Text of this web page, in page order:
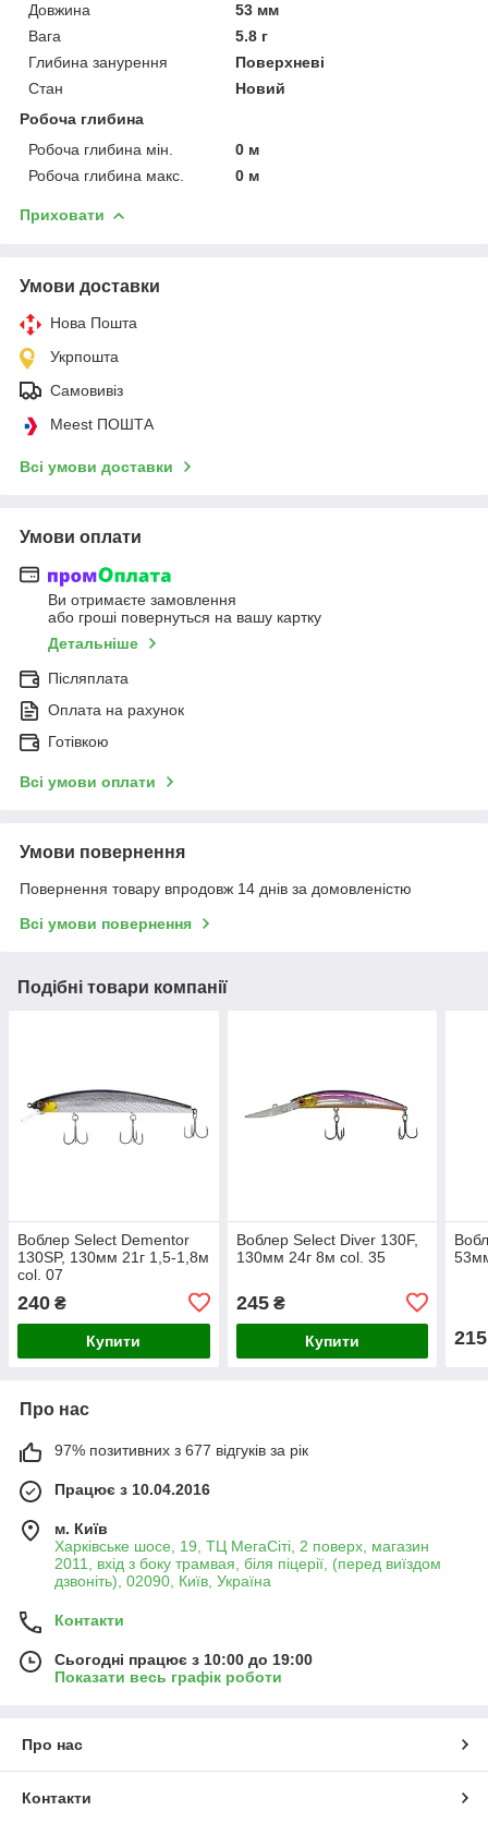
Довжина
53 мм
Вага
5.8 г
Глибина занурення
Поверхневі
Стан
Новий
Робоча глибина
Робоча глибина мін.
0 м
Робоча глибина макс.
0 м
Приховати
Умови доставки
Нова Пошта
Укрпошта
Самовивіз
Meest ПОШТА
Всі умови доставки
Умови оплати
Ви отримаєте замовлення
або гроші повернуться на вашу картку
Детальніше
Післяплата
Оплата на рахунок
Готівкою
Всі умови оплати
Умови повернення
Повернення товару впродовж 14 днів за домовленістю
Всі умови повернення
Подібні товари компанії
Воблер Select Dementor
130SP, 130мм 21г 1,5-1,8м
col. 07
240 ₴
Купити
Воблер Select Diver 130F,
130мм 24г 8м col. 35
245₴
Купити 215
Про нас
97% позитивних з 677 відгуків за рік
Працює з 10.04.2016
м. Київ
Харківське шосе, 19, ТЦ МегаСіті, 2 поверх, магазин
2011, вхід з боку трамвая, біля піцерії, (перед виїздом
дзвоніть), 02090, Київ, Україна
Контакти
Сьогодні працює з 10:00 до 19:00
Показати весь графік роботи
Про нас
Контакти